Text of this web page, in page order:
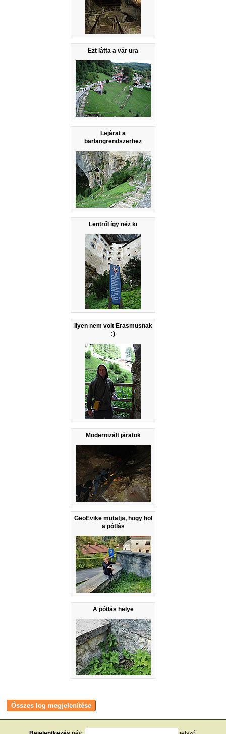
Ezt látta a vár ura
Lejárat a
barlangrendszerhez
Lentről így néz ki
Ilyen nem volt Erasmusnak
:)
Modernizált járatok
GeoEvike mutatja, hogy hol
a pótlás
A pótlás helye